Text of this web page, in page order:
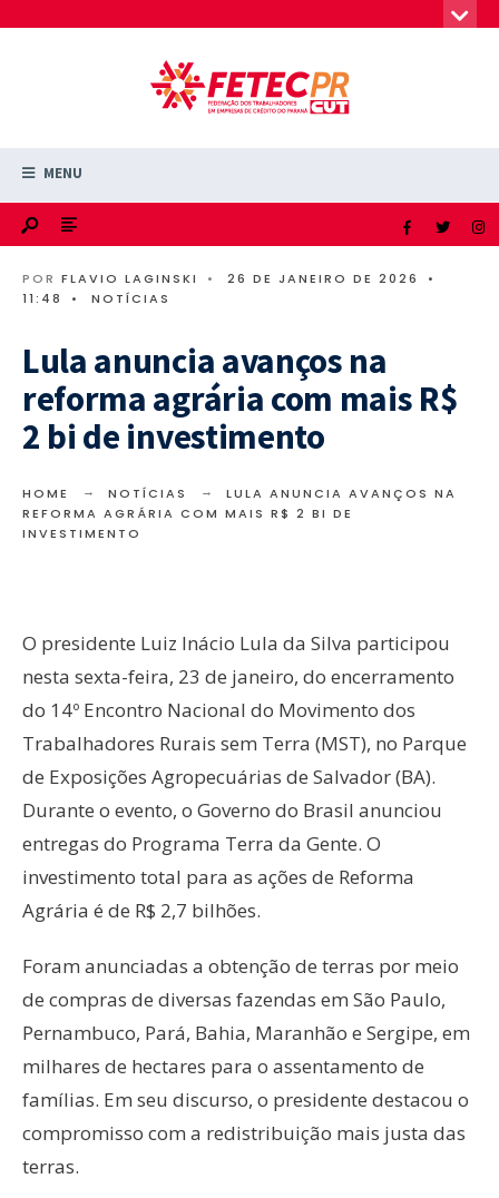
MENU
POR FLAVIO LAGINSKI • 26 DE JANEIRO DE 2026
•
11:48
• NOTÍCIAS
Lula anuncia avanços na
reforma agrária com mais R$
2 bi de investimento
HOME NOTÍCIAS
LULA ANUNCIA AVANÇOS NA
REFORMA AGRÁRIA COM MAIS R$ 2 BI DE
INVESTIMENTO
O presidente Luiz Inácio Lula da Silva participou
nesta sexta-feira, 23 de janeiro, do encerramento
do 14º Encontro Nacional do Movimento dos
Trabalhadores Rurais sem Terra (MST), no Parque
de Exposições Agropecuárias de Salvador (BA).
Durante o evento, o Governo do Brasil anunciou
entregas do Programa Terra da Gente. O
investimento total para as ações de Reforma
Agrária é de R$ 2,7 bilhões.
Foram anunciadas a obtenção de terras por meio
de compras de diversas fazendas em São Paulo,
Pernambuco, Pará, Bahia, Maranhão e Sergipe, em
milhares de hectares para o assentamento de
famílias. Em seu discurso, o presidente destacou o
compromisso com a redistribuição mais justa das
terras.